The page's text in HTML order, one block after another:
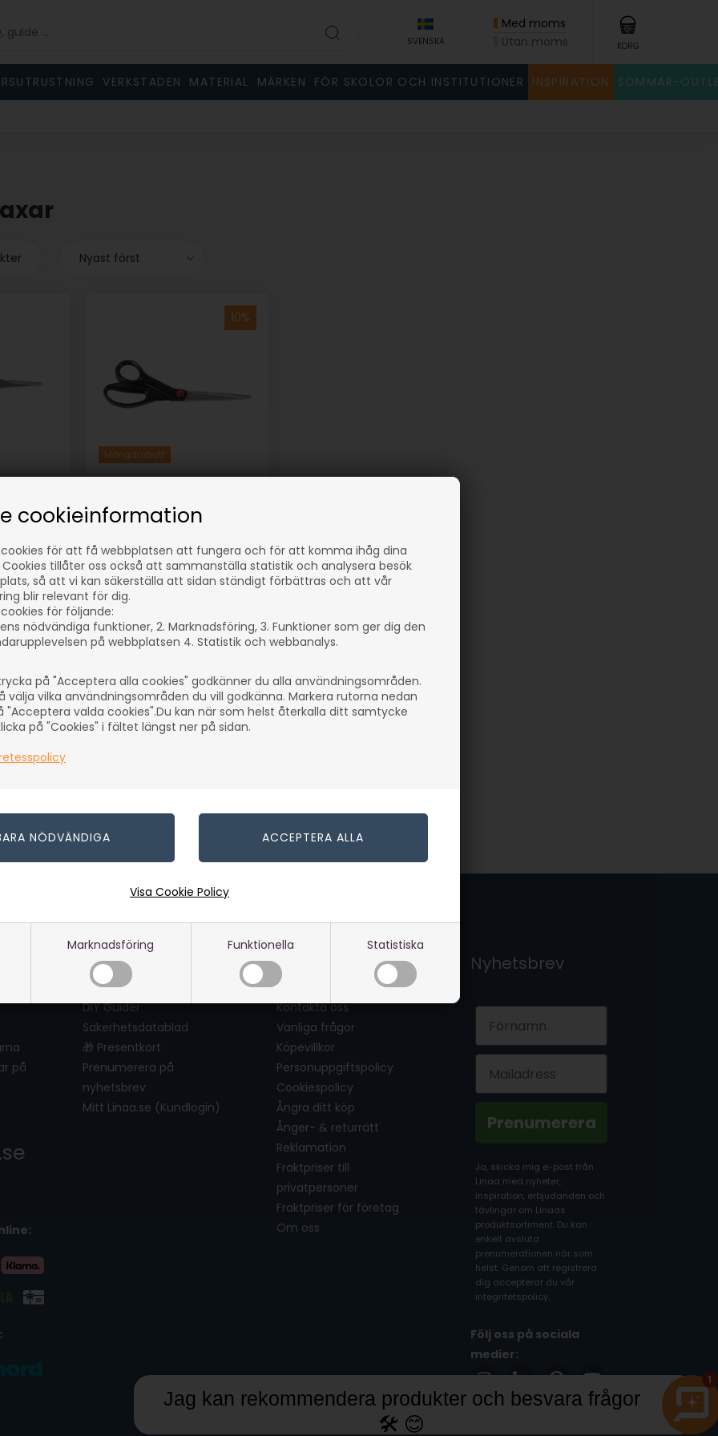
cookieinformation
för att få webbplatsen att fungera och för att komma ihåg dina
tillåter oss också att sammanställa statistik och analysera besök
så att vi kan säkerställa att sidan ständigt förbättras och att vår
blir relevant för dig.
för följande:
nödvändiga funktioner, 2. Marknadsföring, 3. Funktioner som ger dig den
på webbplatsen 4. Statistik och webbanalys.
på "Acceptera alla cookies" godkänner du alla användningsområden.
välja vilka användningsområden du vill godkänna. Markera rutorna nedan
"Acceptera valda cookies".Du kan när som helst återkalla ditt samtycke
på "Cookies" i fältet längst ner på sidan.
Marknadsföring Funktionella Statistiska
Visa Cookie Policy
SVENSKA
Med moms
Utan moms
KORG
VERKSTADEN MATERIAL MÄRKEN FÖR SKOLOR OCH INSTITUTIONER INSPIRATION SOMMAR-
Mängdrabatt
I lager
1 st 89,00 SEK,(inkl. moms)
Eventuellt
leveranskostnader
på
Genvägar
DIY Guider
Säkerhetsdatablad
🎁 Presentkort
Prenumerera på
nyhetsbrev
Mitt Linaa.se (Kundlogin)
Kundtjänst
Kontakta oss
Vanliga frågor
Köpevillkor
Personuppgiftspolicy
Cookiespolicy
Ångra ditt köp
Ånger- & returrätt
Reklamation
Fraktpriser till
privatpersoner
Fraktpriser för företag
Om oss
Nyhetsbrev
Prenumerera
Ja, skicka mig e-post från
Linaa med nyheter,
inspiration, erbjudanden och
tävlingar om Linaas
produktsortiment. Du kan
enkelt avsluta
prenumerationen när som
helst. Genom att registrera
dig accepterar du vår
integritetspolicy.
Följ oss på sociala
medier:
1
Jag kan rekommendera produkter och besvara frågor
🛠️ 😊